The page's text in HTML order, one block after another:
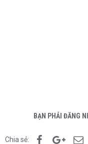
BẠN PHẢI ĐĂNG
Chia sẻ: FacebookGoogle+